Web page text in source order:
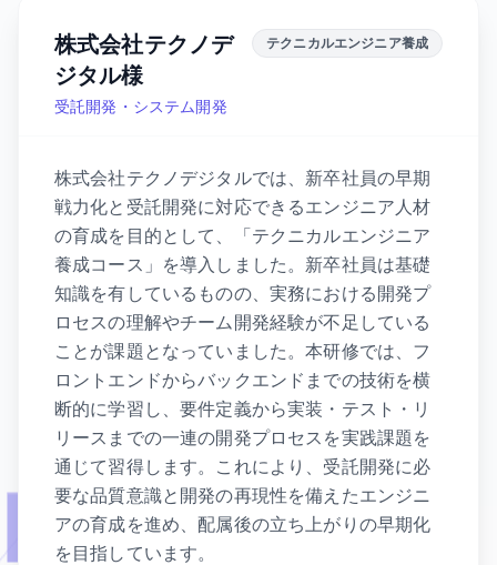
株式会社テクノデ
ジタル様
受託開発・システム開発
テクニカルエンジニア養成
株式会社テクノデジタルでは、新卒社員の早期
戦力化と受託開発に対応できるエンジニア人材
の育成を目的として、「テクニカルエンジニア
養成コース」を導入しました。新卒社員は基礎
知識を有しているものの、実務における開発プ
ロセスの理解やチーム開発経験が不足している
ことが課題となっていました。本研修では、フ
ロントエンドからバックエンドまでの技術を横
断的に学習し、要件定義から実装・テスト・リ
リースまでの一連の開発プロセスを実践課題を
通じて習得します。これにより、受託開発に必
要な品質意識と開発の再現性を備えたエンジニ
アの育成を進め、配属後の立ち上がりの早期化
を目指しています。